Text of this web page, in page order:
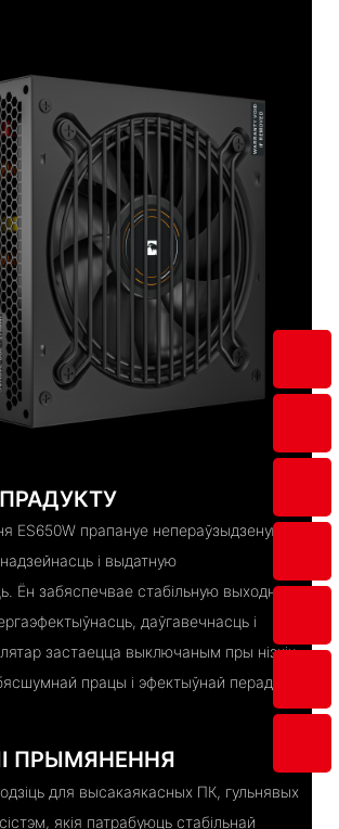
ES650W прапануе непераўзыдзеную
і выдатную
Ён забяспечвае стабільную выходную
даўгавечнасць і
застаецца выключаным пры нізкіх
працы і эфектыўнай перадачы
ПРЫМЯНЕННЯ
для высакаякасных ПК, гульнявых
якія патрабуюць стабільнай